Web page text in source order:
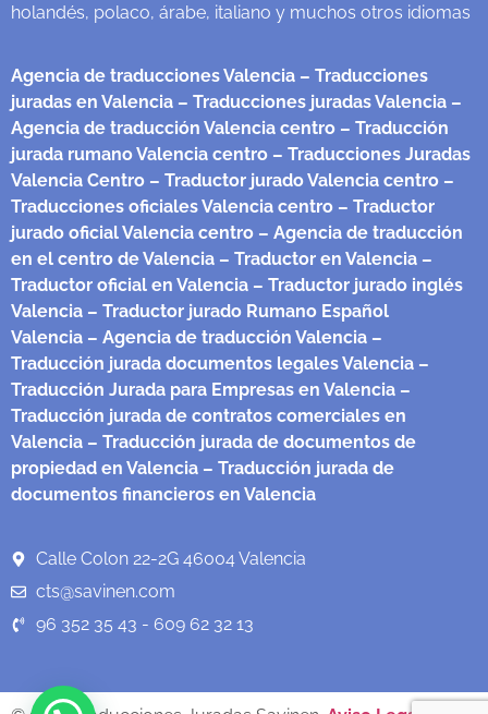
holandés, polaco, árabe, italiano y muchos otros idiomas
Agencia de traducciones Valencia – Traducciones
juradas en Valencia – Traducciones juradas Valencia –
Agencia de traducción Valencia centro – Traducción
jurada rumano Valencia centro – Traducciones Juradas
Valencia Centro – Traductor jurado Valencia centro –
Traducciones oficiales Valencia centro – Traductor
jurado oficial Valencia centro – Agencia de traducción
en el centro de Valencia – Traductor en Valencia –
Traductor oficial en Valencia – Traductor jurado inglés
Valencia – Traductor jurado Rumano Español
Valencia – Agencia de traducción Valencia –
Traducción jurada documentos legales Valencia –
Traducción Jurada para Empresas en Valencia –
Traducción jurada de contratos comerciales en
Valencia – Traducción jurada de documentos de
propiedad en Valencia – Traducción jurada de
documentos financieros en Valencia
Calle Colon 22-2G 46004 Valencia
cts@savinen.com
96 352 35 43 - 609 62 32 13